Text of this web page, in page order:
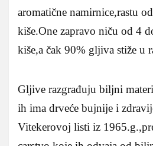
aromatične namirnice,rastu
kiše.One zapravo niču od 4
kiše,a čak 90% gljiva stiže u
Gljive razgrađuju biljni
ih ima drveće bujnije i
Vitekerovoj listi iz